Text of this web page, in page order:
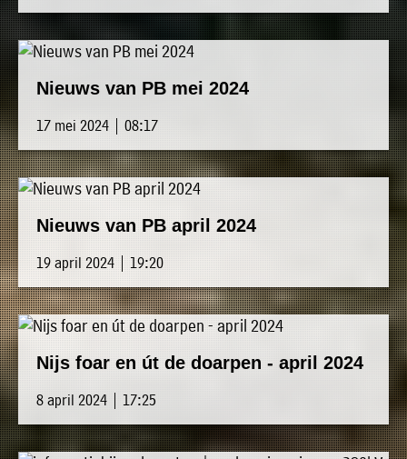
Nieuws van PB mei 2024
17 mei 2024 | 08:17
Nieuws van PB april 2024
19 april 2024 | 19:20
Nijs foar en út de doarpen - april 2024
8 april 2024 | 17:25